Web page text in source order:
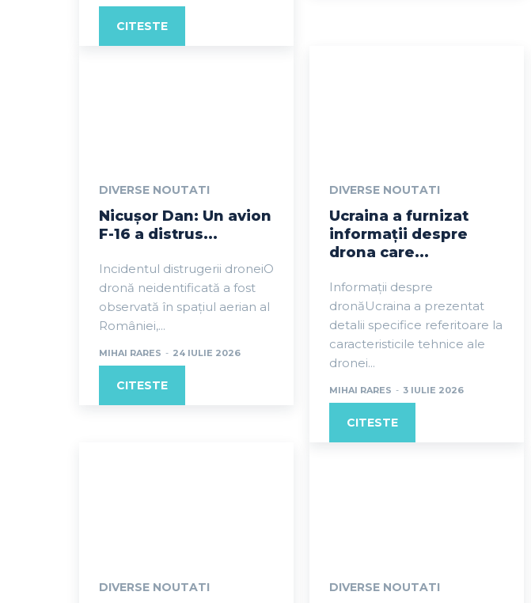
CITESTE
DIVERSE NOUTATI
Nicușor Dan: Un avion
F-16 a distrus...
Incidentul distrugerii droneiO
dronă neidentificată a fost
observată în spațiul aerian al
României,...
MIHAI RARES - 24 IULIE 2026
CITESTE
DIVERSE NOUTATI
Ucraina a furnizat
informații despre
drona care...
Informații despre
dronăUcraina a prezentat
detalii specifice referitoare la
caracteristicile tehnice ale
dronei...
MIHAI RARES - 3 IULIE 2026
CITESTE
DIVERSE NOUTATI DIVERSE NOUTATI